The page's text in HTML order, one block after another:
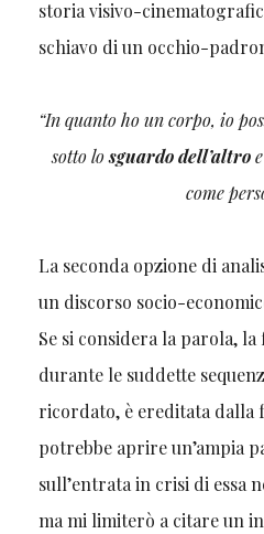
storia visivo-
schiavo di un occhio-
“In quanto ho un corpo, io
sotto losguardo dell’altro
come
La seconda opzione di
un discorso socio-
Se si considera la parola,
durante le suddette
ricordato, è ereditata dalla
potrebbe aprire un’ampia
sull’entrata in crisi di essa
ma mi limiterò a citare un